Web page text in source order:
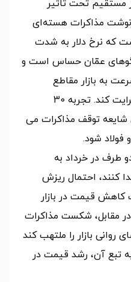
مستقیم تحت‌ تاثیر
مذاکرات هسته‌ای
که نرخ دلار به شدت
عمّان حساس است و
به بازار مقاطع
فولادی، از جمله لوله سیاه، سرایت کند. تجربه 30
توقف مذاکرات می
فولاد شود.
طرف در خرداد به
کنند، احتمال ریزش
کاهش قیمت در بازار
در مقابل، شکست مذاکرات
روانی بازار را ملتهب کند
تبع آن، رشد قیمت در